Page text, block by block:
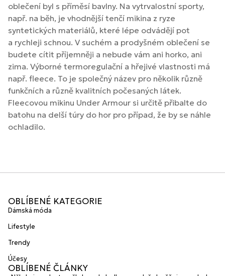
oblečení byl s příměsí bavlny. Na vytrvalostní sporty,
např. na běh, je vhodnější tenčí mikina z ryze
syntetických materiálů, které lépe odvádějí pot
a rychleji schnou. V suchém a prodyšném oblečení se
budete cítit příjemněji a nebude vám ani horko, ani
zima. Výborné termoregulační a hřejivé vlastnosti má
např. fleece. To je společný název pro několik různě
funkčních a různě kvalitních počesaných látek.
Fleecovou mikinu Under Armour si určitě přibalte do
batohu na delší túry do hor pro případ, že by se náhle
ochladilo.
OBLÍBENÉ KATEGORIE
Dámská móda
Lifestyle
Trendy
Účesy
OBLÍBENÉ ČLÁNKY